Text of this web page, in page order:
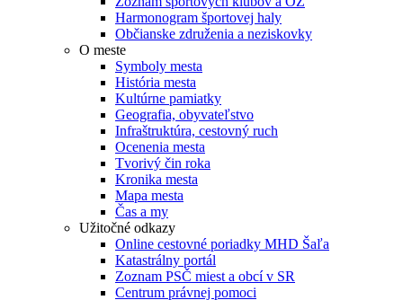
Harmonogram športovej haly
Občianske združenia a neziskovky
O meste
Symboly mesta
História mesta
Kultúrne pamiatky
Geografia, obyvateľstvo
Infraštruktúra, cestovný ruch
Ocenenia mesta
Tvorivý čin roka
Kronika mesta
Mapa mesta
Čas a my
Užitočné odkazy
Online cestovné poriadky MHD Šaľa
Katastrálny portál
Zoznam PSČ miest a obcí v SR
Centrum právnej pomoci